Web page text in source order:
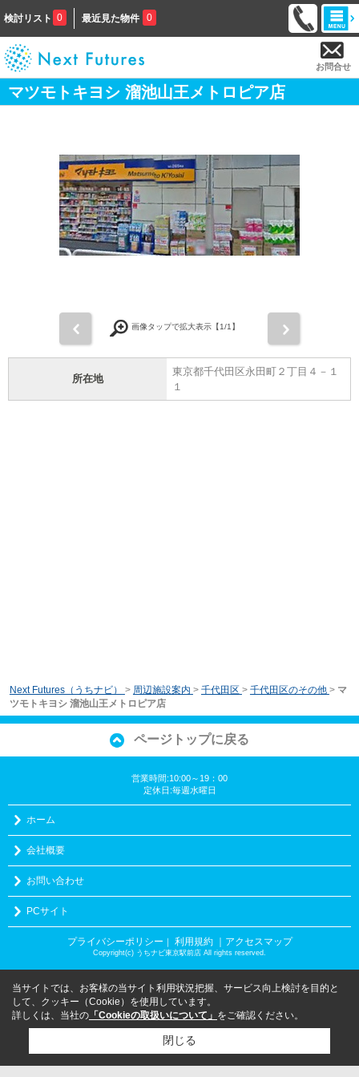
検討リスト 0 最近見た物件 0
お問合せ
マツモトキヨシ 溜池山王メトロピア店
画像タップで拡大表示【1/1】
所在地
東京都千代田区永田町２丁目４－１
１
Next Futures（うちナビ） > 周辺施設案内 > 千代田区 > 千代田区のその他 > マ
ツモトキヨシ 溜池山王メトロピア店
ページトップに戻る
営業時間:10:00～19：00
定休日:毎週水曜日
ホーム
会社概要
お問い合わせ
PCサイト
プライバシーポリシー ｜ 利用規約 ｜アクセスマップ
Copyright(c) うちナビ東京駅前店 All rights reserved.
当サイトでは、お客様の当サイト利用状況把握、サービス向上検討を目的と
して、クッキー（Cookie）を使用しています。
詳しくは、当社の 「Cookieの取扱いについて」 をご確認ください。
閉じる